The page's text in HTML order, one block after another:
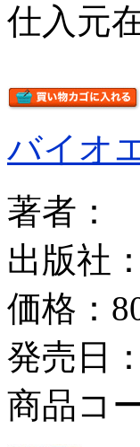
仕入元
バイオ
著者：
出版社：
価格：
発売日
商品コ